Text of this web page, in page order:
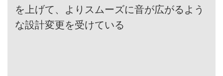
を上げて、よりスムーズに音が広がるよう
な設計変更を受けている